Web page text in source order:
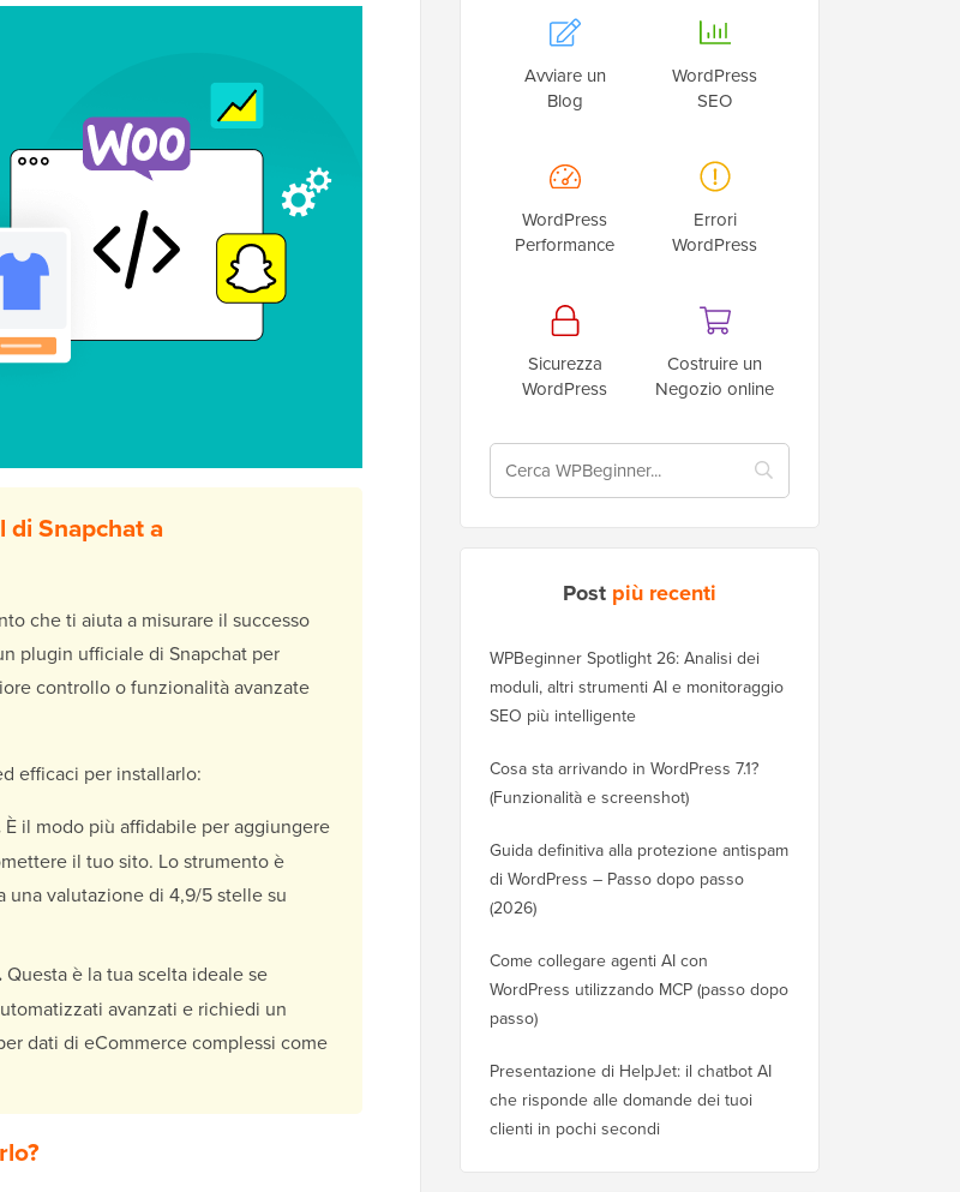
di Snapchat a
che ti aiuta a misurare il successo
plugin ufficiale di Snapchat per
controllo o funzionalità avanzate
efficaci per installarlo:
È il modo più affidabile per aggiungere
il tuo sito. Lo strumento è
valutazione di 4,9/5 stelle su
.Questa è la tua scelta ideale se
avanzati e richiedi un
dati di eCommerce complessi come
Avviare un
Blog
WordPress
SEO
WordPress
Performance
Errori
WordPress
Sicurezza
WordPress
Costruire un
Negozio online
Post più recenti
WPBeginner Spotlight 26: Analisi dei
moduli, altri strumenti AI e monitoraggio
SEO più intelligente
Cosa sta arrivando in WordPress 7.1?
(Funzionalità e screenshot)
Guida definitiva alla protezione antispam
di WordPress – Passo dopo passo
(2026)
Come collegare agenti AI con
WordPress utilizzando MCP (passo dopo
passo)
Presentazione di HelpJet: il chatbot AI
che risponde alle domande dei tuoi
clienti in pochi secondi